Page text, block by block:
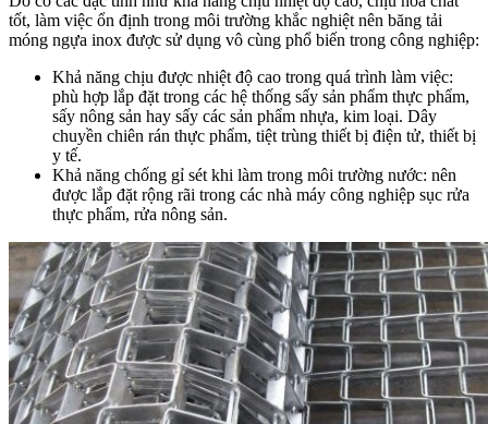
tốt, làm việc ổn định trong môi trường khắc nghiệt nên băng tải
móng ngựa inox được sử dụng vô cùng phổ biến trong công nghiệp:
Khả năng chịu được nhiệt độ cao trong quá trình làm việc:
phù hợp lắp đặt trong các hệ thống sấy sản phẩm thực phẩm,
sấy nông sản hay sấy các sản phẩm nhựa, kim loại. Dây
chuyền chiên rán thực phẩm, tiệt trùng thiết bị điện tử, thiết bị
y tế.
Khả năng chống gỉ sét khi làm trong môi trường nước: nên
được lắp đặt rộng rãi trong các nhà máy công nghiệp sục rửa
thực phẩm, rửa nông sản.